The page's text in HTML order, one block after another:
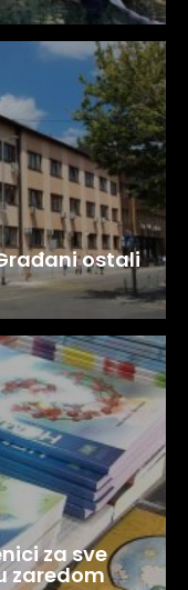
ostali
za sve
zaredom